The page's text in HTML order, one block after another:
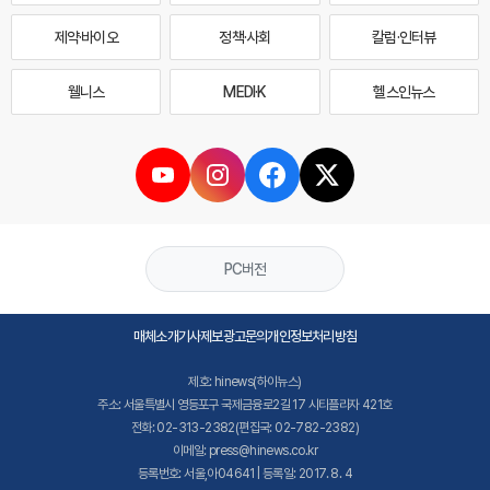
제약·바이오 정책·사회 칼럼·인터뷰
웰니스 MEDI·K 헬스인뉴스
PC버전
매체소개기사제보광고문의개인정보처리방침
제호: hinews(하이뉴스)
주소: 서울특별시 영등포구 국제금융로2길 17 시티플라자 421호
전화: 02-313-2382(편집국: 02-782-2382)
이메일: press@hinews.co.kr
등록번호: 서울,아04641 | 등록일: 2017. 8. 4